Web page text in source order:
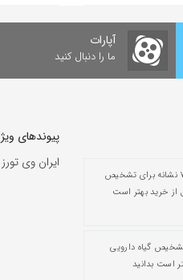
آپارات
ما را دنبال کنید
۷ نشانه برای تشخیص
از خرید بهتر است
تشخیص گیاه دارویی
است بدانید
پیوندهای
ایران وی تورز